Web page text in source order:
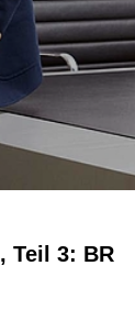
Teil 3: BR